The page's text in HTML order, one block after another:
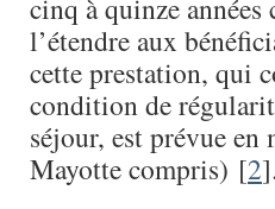
cinq à quinze
l’étendre aux
cette prestation, qui
condition de
séjour, est prévue
Mayotte compris) [2